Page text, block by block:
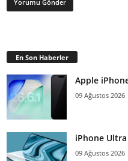
En Son Haberler
Apple
09 Ağustos 2026
iPhone
09 Ağustos 2026